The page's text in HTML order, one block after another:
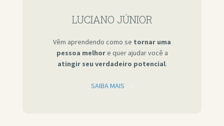
LUCIANO JÚNIOR
Vêm aprendendo como se tornar uma
pessoa melhore quer ajudar você a
atingir seu verdadeiro potencial.
SAIBA MAIS